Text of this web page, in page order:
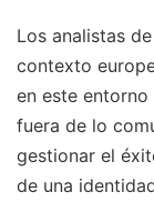
Los analistas
contexto
en este
fuera de lo
gestionar el
de una